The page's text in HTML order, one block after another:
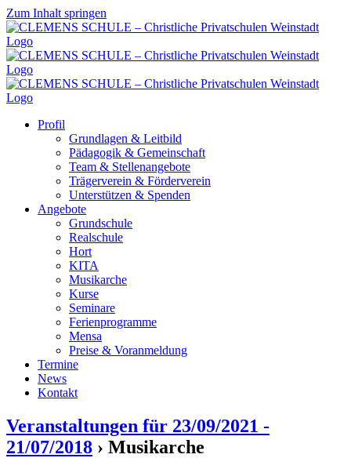
Zum Inhalt springen
Profil
Grundlagen & Leitbild
Pädagogik & Gemeinschaft
Team & Stellenangebote
Trägerverein & Förderverein
Unterstützen & Spenden
Angebote
Grundschule
Realschule
Hort
KITA
Musikarche
Kurse
Seminare
Ferienprogramme
Mensa
Preise & Voranmeldung
Termine
News
Kontakt
Veranstaltungen für 23/09/2021 -
21/07/2018 › Musikarche